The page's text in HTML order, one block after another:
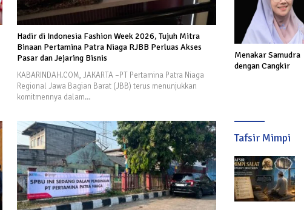
Hadir di Indonesia Fashion Week 2026, Tujuh Mitra
Binaan Pertamina Patra Niaga RJBB Perluas Akses
Pasar dan Jejaring Bisnis
KABARINDAH.COM, JAKARTA –PT Pertamina Patra Niaga
Regional Jawa Bagian Barat (JBB) terus menunjukkan
komitmennya dalam…
Menakar Samudra
dengan Cangkir
Tafsir Mimpi